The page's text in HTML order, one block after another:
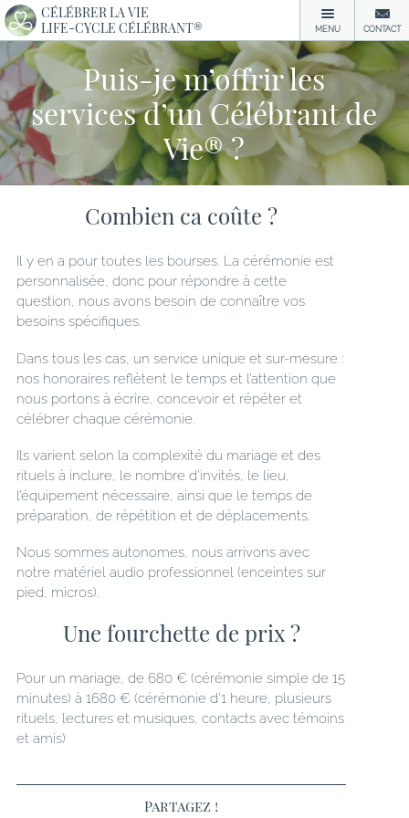
CÉLÉBRER LA VIE
LIFE-CYCLE CÉLÉBRANT®
CONTACT
MENU
Puis-je m’offrir les
services d’un Célébrant de
Vie® ?
Combien ca coûte ?
Il y en a pour toutes les bourses. La cérémonie est
personnalisée, donc pour répondre à cette
question, nous avons besoin de connaître vos
besoins spécifiques.
Dans tous les cas, un service unique et sur-mesure :
nos honoraires reflètent le temps et l’attention que
nous portons à écrire, concevoir et répéter et
célébrer chaque cérémonie.
Ils varient selon la complexité du mariage et des
rituels à inclure, le nombre d’invités, le lieu,
l’équipement nécessaire, ainsi que le temps de
préparation, de répétition et de déplacements.
Nous sommes autonomes, nous arrivons avec
notre matériel audio professionnel (enceintes sur
pied, micros).
Une fourchette de prix ?
Pour un mariage, de 680 € (cérémonie simple de 15
minutes) à 1680 € (cérémonie d’1 heure, plusieurs
rituels, lectures et musiques, contacts avec témoins
et amis)
Partagez !